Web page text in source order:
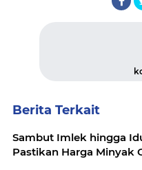
Berita Terkait
Sambut Imlek hingga
Pastikan Harga Minyak